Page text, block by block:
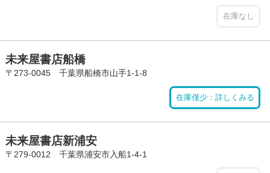
在庫なし
未来屋書店船橋
〒273-0045 千葉県船橋市山手1-1-8
在庫僅少：詳しくみる
未来屋書店新浦安
〒279-0012 千葉県浦安市入船1-4-1